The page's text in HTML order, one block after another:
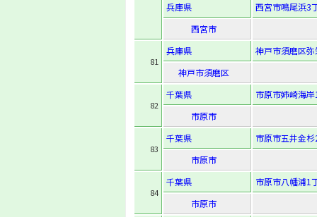
兵庫県
西宮市鳴尾浜3
西宮市
81
兵庫県
神戸市須磨区
神戸市須磨区
82
千葉県
市原市姉崎海
市原市
83
千葉県
市原市五井金
市原市
84
千葉県
市原市八幡浦1
市原市